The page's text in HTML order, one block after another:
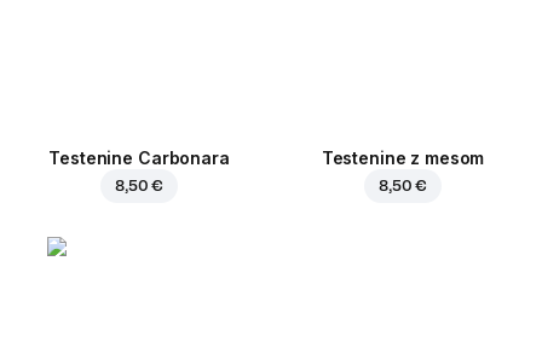
Testenine Carbonara
8,50 €
Testenine z mesom
8,50 €